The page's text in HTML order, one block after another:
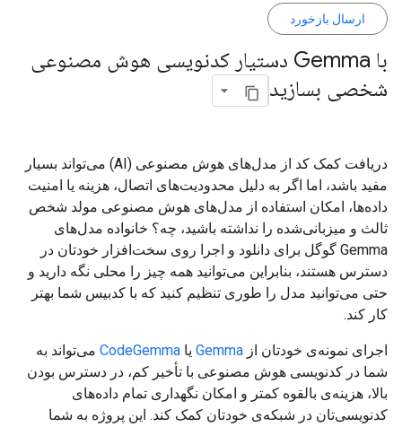
ارسال بازخورد
با Gemma دستیار کدنویسی هوش مصنوعی
شخصی بسازید
دریافت کمک کد از مدل‌های هوش مصنوعی (AI) می‌تواند بسیار
مفید باشد، اما اگر به دلیل محدودیت‌های اتصال، هزینه یا امنیت
داده‌ها، امکان استفاده از مدل‌های هوش مصنوعی مولد شخص
ثالث و میزبانی‌شده را نداشته باشید، چه؟ خانواده مدل‌های
Gemma گوگل برای دانلود و اجرا روی سخت‌افزار خودتان در
دسترس هستند، بنابراین می‌توانید همه چیز را محلی نگه دارید و
حتی می‌توانید مدل را طوری تنظیم کنید که با کدبیس شما بهتر
کار کند.
اجرای نمونه‌ی خودتان از Gemma یا CodeGemma می‌تواند به
شما در کدنویسی هوش مصنوعی با تأخیر کم، در دسترس بودن
بالا، هزینه‌ی بالقوه کمتر و امکان نگهداری تمام داده‌های
کدنویسی‌تان در شبکه‌ی خودتان کمک کند. این پروژه به شما